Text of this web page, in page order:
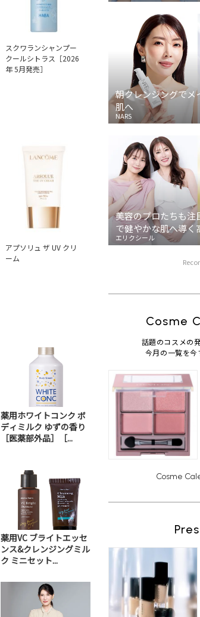
スクワランシャンプー
クールシトラス［2026
年 5月発売］
アプソリュ ザ UV クリ
ーム
薬用ホワイトコンク ボ
ディミルク ゆずの香り
［医薬部外品］［...
薬用VC ブライトエッセ
ンス&クレンジングミル
ク ミニセット...
朝クレンジングでメ
肌へ
NARS
美容のプロたちも注
で健やかな肌へ導く
エリクシール
Cosme
話題のコスメの
今月の一覧を今
Cosme